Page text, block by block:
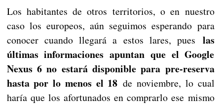
Los habitantes de otros territorios, o en nuestro
caso los europeos, aún seguimos esperando para
conocer cuando llegará a estos lares, pues las
últimas informaciones apuntan que el Google
Nexus 6 no estará disponible para pre-reserva
hasta por lo menos el 18 de noviembre, lo cual
haría que los afortunados en comprarlo ese mismo